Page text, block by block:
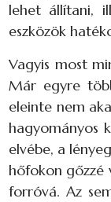
lehet állítani,
eszközök
Vagyis most
Már egyre
eleinte nem
hagyományos
elvébe, a
hőfokon gőzzé
forróvá. Az